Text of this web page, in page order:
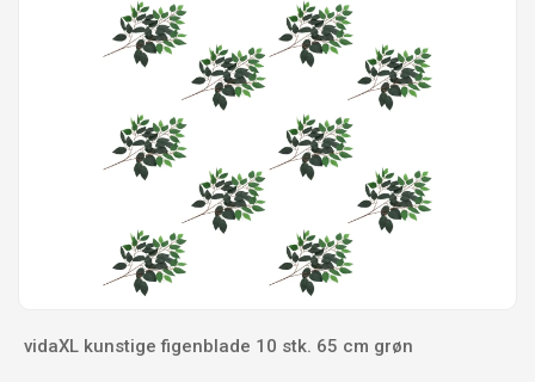
vidaXL kunstige figenblade 10 stk. 65 cm grøn